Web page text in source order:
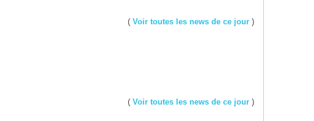
( Voir toutes les news de ce jour )
( Voir toutes les news de ce jour )